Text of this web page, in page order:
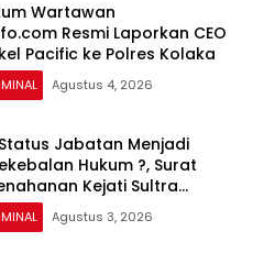
Wartawan
Resmi Laporkan CEO
Pacific ke Polres Kolaka
Agustus 4, 2026
Jabatan Menjadi
Hukum ?, Surat
Kejati Sultra
Bombana Selama 20
Agustus 3, 2026